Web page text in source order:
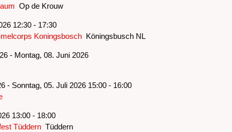
Op de Krouw
12:30 - 17:30
KoningsboschKöningsbusch NL
- Montag, 08. Juni 2026
- Sonntag, 05. Juli 2026 15:00 - 16:00
13:00 - 18:00
TüddernTüddern